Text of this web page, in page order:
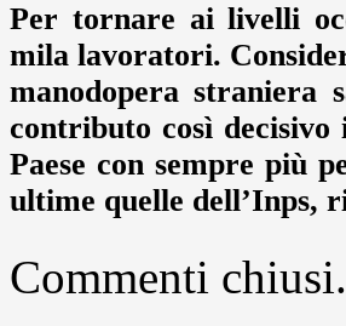
Per tornare ai livelli
mila lavoratori.
manodopera straniera
contributo così
Paese con sempre più
ultime quelle dell’Inps,
Commenti chiusi.